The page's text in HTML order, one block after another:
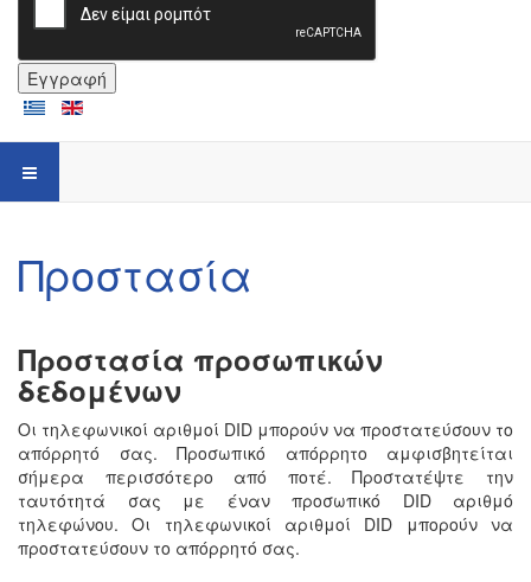
Εγγραφή
Προστασία
Προστασία προσωπικών
δεδομένων
Οι τηλεφωνικοί αριθμοί DID μπορούν να προστατεύσουν το
απόρρητό σας. Προσωπικό απόρρητο αμφισβητείται
σήμερα περισσότερο από ποτέ. Προστατέψτε την
ταυτότητά σας με έναν προσωπικό DID αριθμό
τηλεφώνου. Οι τηλεφωνικοί αριθμοί DID μπορούν να
προστατεύσουν το απόρρητό σας.